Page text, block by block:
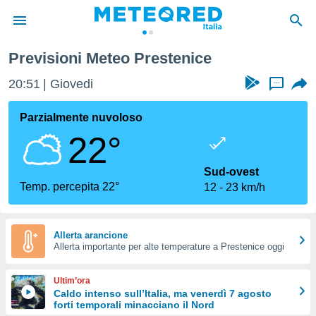
di
per
le
di
Web
le
Previsioni Meteo Prestenice
20:51 Giovedi ...
Parzialmente nuvoloso
22°
Temp. percepita 22°
Sud-ovest
12
23 km/h
Allerta arancione
Allerta importante per alte temperature a Prestenice oggi
Ultim’ora
Caldo intenso sull’Italia, ma venerdì 7 agosto
forti temporali minacciano il Nord